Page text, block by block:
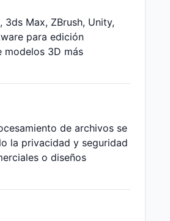
Max, ZBrush, Unity,
para edición
modelos 3D más
de archivos se
la privacidad y seguridad
o diseños